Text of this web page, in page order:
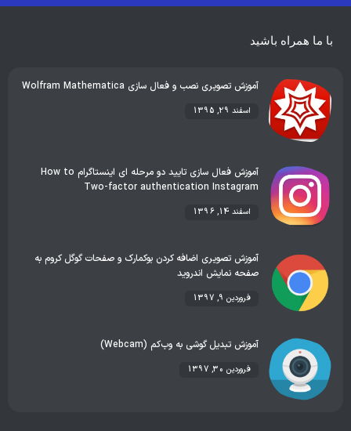
بهترین گجت ها
هوش مصنوعی رفع خطا و ارور
با ما همراه باشید
آموزش تصویری نصب و فعال سازی Wolfram Mathematica
اسفند 29, 1395
آموزش فعال سازی تایید دو مرحله ای اینستاگرام How to
Two-factor authentication Instagram
اسفند 14, 1396
آموزش تصویری اضافه کردن بوکمارک و صفحات گوگل کروم به
صفحه نمایش اندروید
فروردین 9, 1397
آموزش تبدیل گوشی به وب‌کم (Webcam)
فروردین 30, 1397